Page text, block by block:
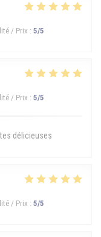
/ Prix : 5/5
/ Prix : 5/5
délicieuses
/ Prix : 5/5